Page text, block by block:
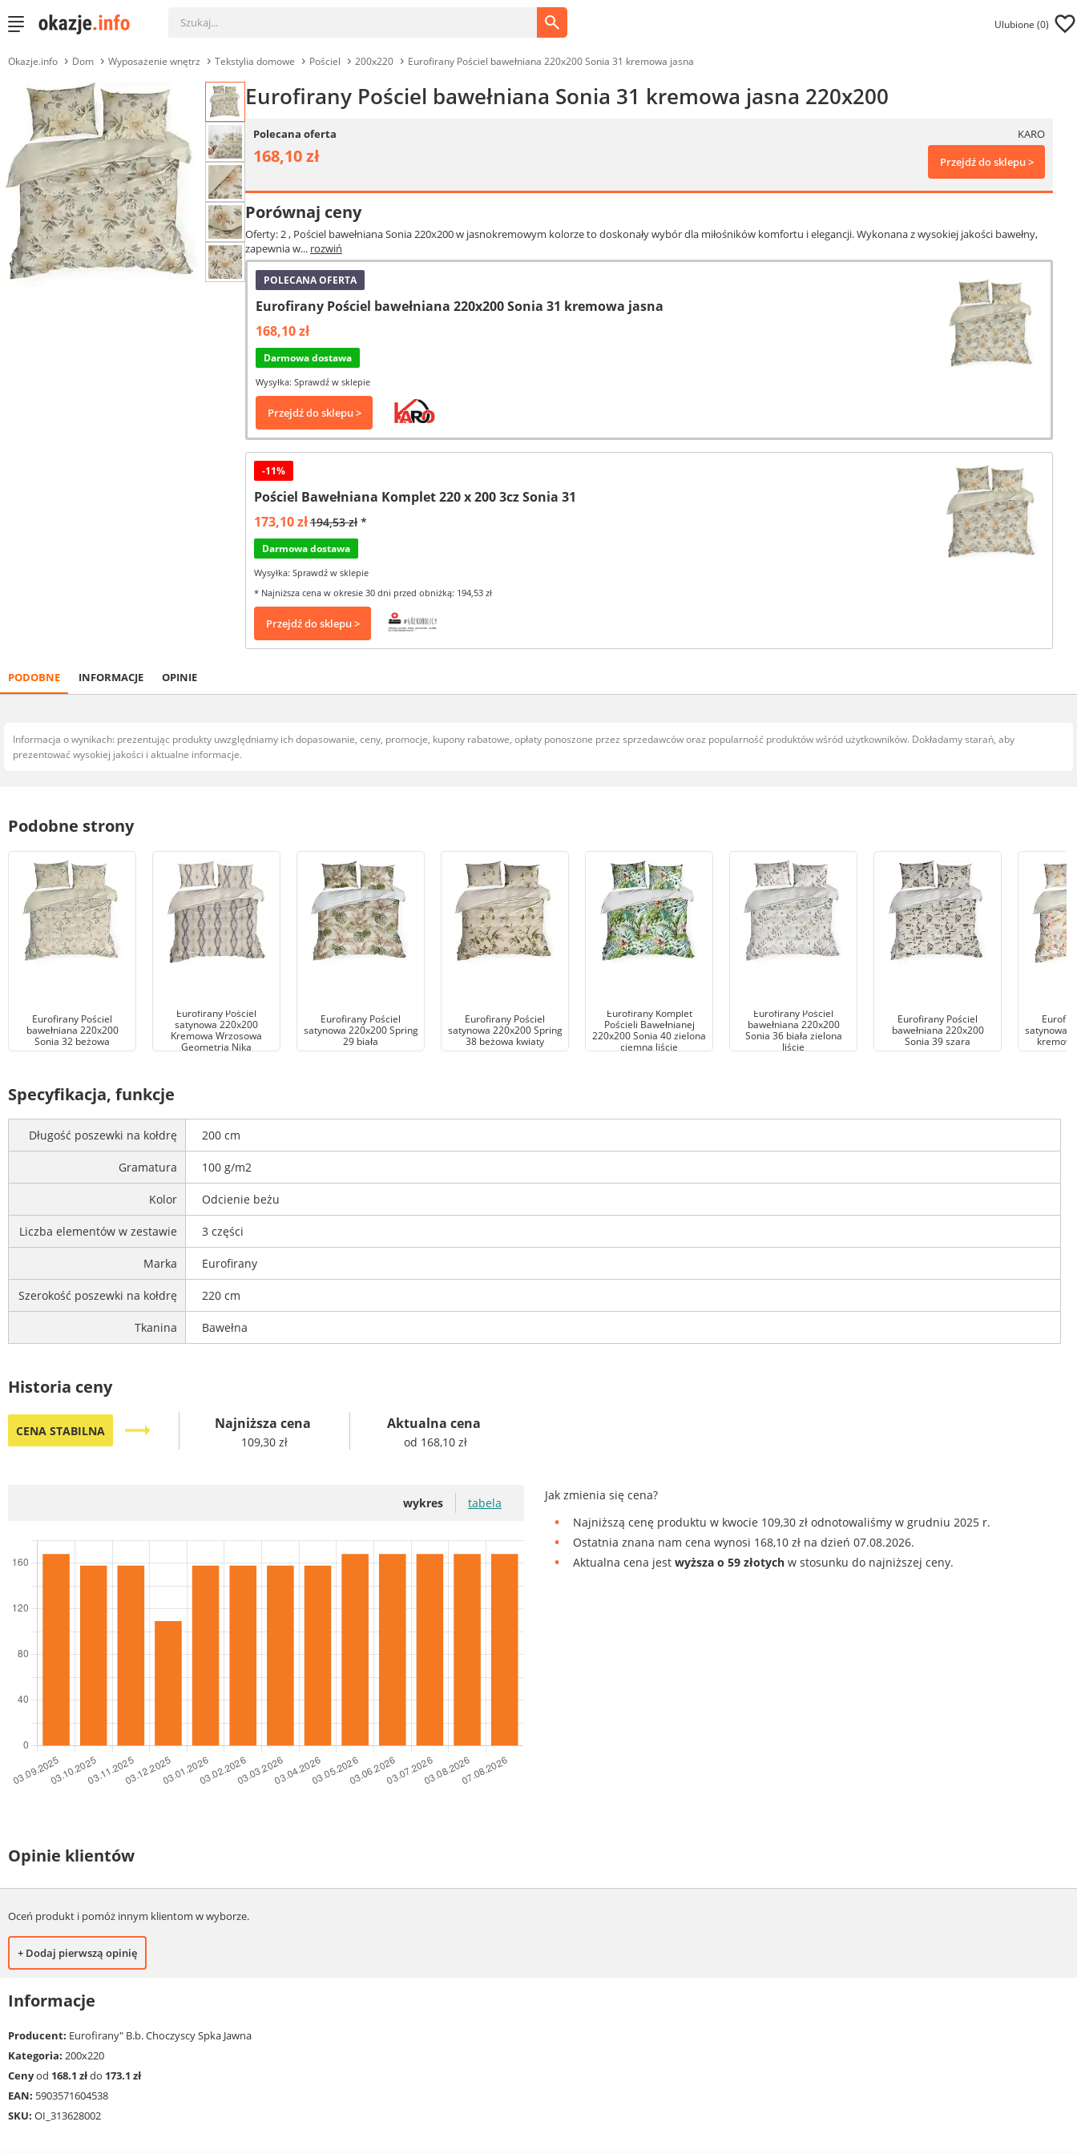
Ulubione (0)
Okazje.info Dom Wyposażenie wnętrz Tekstylia domowe Pościel 200x220 Eurofirany Pościel bawełniana 220x200 Sonia 31 kremowa jasna
Eurofirany Pościel bawełniana Sonia 31 kremowa jasna 220x200
Polecana oferta KARO
168,10 zł Przejdź do sklepu >
Porównaj ceny
Oferty: 2, Pościel bawełniana Sonia 220x200 w jasnokremowym kolorze to doskonały wybór dla miłośników komfortu i elegancji. Wykonana z wysokiej jakości bawełny,
zapewnia w... rozwiń
POLECANA OFERTA
Eurofirany Pościel bawełniana 220x200 Sonia 31 kremowa jasna
168,10 zł
Darmowa dostawa
Wysyłka: Sprawdź w sklepie
Przejdź do sklepu >
-11%
Pościel Bawełniana Komplet 220 x 200 3cz Sonia 31
173,10 zł194,53 zł *
Darmowa dostawa
Wysyłka: Sprawdź w sklepie
* Najniższa cena w okresie 30 dni przed obniżką: 194,53 zł
Przejdź do sklepu >
PODOBNE INFORMACJE OPINIE
Informacja o wynikach: prezentując produkty uwzględniamy ich dopasowanie, ceny, promocje, kupony rabatowe, opłaty ponoszone przez sprzedawców oraz popularność produktów wśród użytkowników. Dokładamy starań, aby
prezentować wysokiej jakości i aktualne informacje.
Podobne strony
Eurofirany Pościel
bawełniana 220x200
Sonia 32 beżowa
Eurofirany Pościel
satynowa 220x200
Kremowa Wrzosowa
Geometria Nika
Eurofirany Pościel
satynowa 220x200 Spring
29 biała
Eurofirany Pościel
satynowa 220x200 Spring
38 beżowa kwiaty
Eurofirany Komplet
Pościeli Bawełnianej
220x200 Sonia 40 zielona
ciemna liście
Eurofirany Pościel
bawełniana 220x200
Sonia 36 biała zielona
liście
Eurofirany Pościel
bawełniana 220x200
Sonia 39 szara
satynowa
Specyfikacja, funkcje
Długość poszewki na kołdrę 200 cm
Gramatura 100 g/m2
Kolor Odcienie beżu
Liczba elementów w zestawie 3 części
Marka Eurofirany
Szerokość poszewki na kołdrę 220 cm
Tkanina Bawełna
Historia ceny
CENA STABILNA trending_flat Najniższa cena
109,30 zł
Aktualna cena
od 168,10 zł
wykres tabela
Jak zmienia się cena?
Najniższą cenę produktu w kwocie 109,30 zł odnotowaliśmy w grudniu 2025 r.
Ostatnia znana nam cena wynosi 168,10 zł na dzień 07.08.2026.
Aktualna cena jestwyższa o 59 złotych w stosunku do najniższej ceny.
Opinie klientów
Oceń produkt i pomóż innym klientom w wyborze.
+ Dodaj pierwszą opinię
Informacje
Producent: Eurofirany" B.b. Choczyscy Spka Jawna
Kategoria: 200x220
Cenyod 168.1 złdo 173.1 zł
EAN: 5903571604538
SKU: OI_313628002